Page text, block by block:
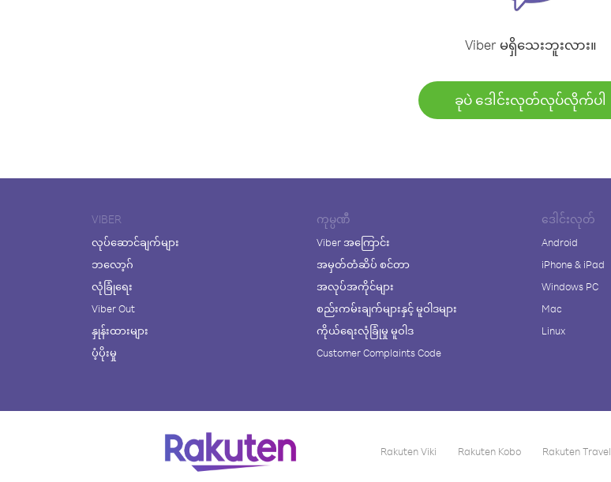
Viber မရှိသေးဘူးလား။
ခုပဲ ဒေါင်းလုတ်လုပ်လိုက်ပါ
VIBER
လုပ်ဆောင်ချက်များ
ဘလော့ဂ်
လုံခြုံရေး
Viber Out
နှုန်းထားများ
ပံ့ပိုးမှု
ကုမ္ပဏီ
Viber အကြောင်း
အမှတ်တံဆိပ် စင်တာ
အလုပ်အကိုင်များ
စည်းကမ်းချက်များနှင့် မူဝါဒများ
ကိုယ်ရေးလုံခြုံမှု မူဝါဒ
Customer Complaints Code
ဒေါင်းလုတ်
Android
iPhone & iPad
Windows PC
Mac
Linux
Rakuten Viki Rakuten Kobo Rakuten Travel